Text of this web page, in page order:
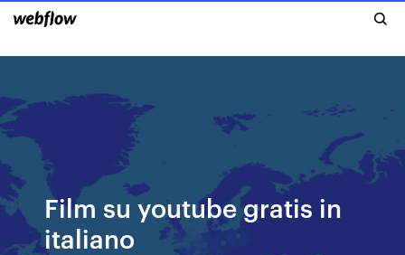
Film su youtube gratis in
italiano